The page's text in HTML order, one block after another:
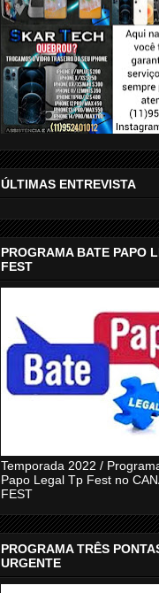
ÚLTIMAS ENTREVISTA
PROGRAMA BATE PAPO
FEST
Temporada 2022 /
Papo Legal Tp Fest no
FEST
PROGRAMA TRÊS
URGENTE